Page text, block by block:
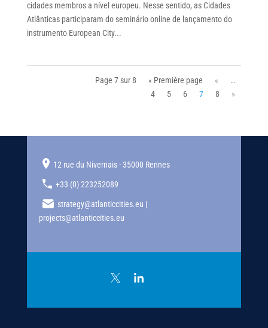
cidades membros a nível europeu. Nesse sentido, as Cidades
Atlânticas participaram do seminário online de lançamento do
instrumento European City...
Page 7 sur 8 « Première page «
…
4
5 6 7 8 »
12 rue du Nivernais - 35000 Rennes
+33 (0) 223252089
strategy@atlanticcities.eu |
projects@atlanticcities.eu